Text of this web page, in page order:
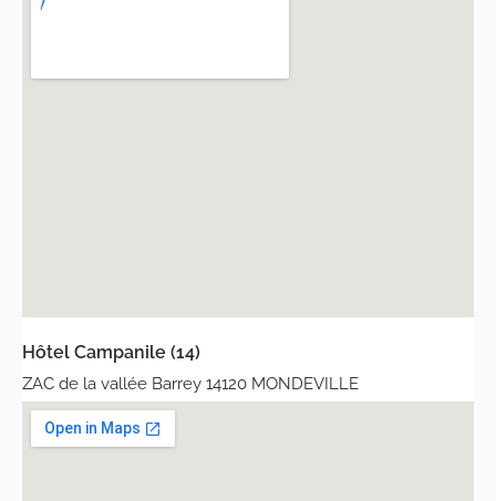
Hôtel Campanile (14)
ZAC de la vallée Barrey 14120 MONDEVILLE